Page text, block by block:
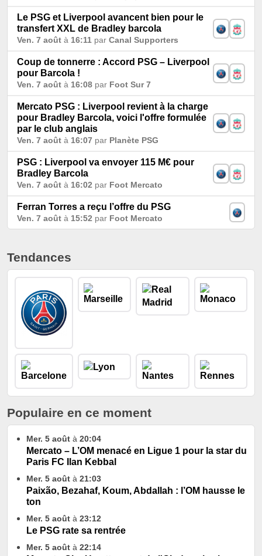
Le PSG et Liverpool avancent bien pour le
transfert XXL de Bradley barcola
Ven. 7 août à 16:11 par Canal Supporters
Coup de tonnerre : Accord PSG – Liverpool
pour Barcola !
Ven. 7 août à 16:08 par Foot Sur 7
Mercato PSG : Liverpool revient à la charge
pour Bradley Barcola, voici l'offre formulée
par le club anglais
Ven. 7 août à 16:07 par Planète PSG
PSG : Liverpool va envoyer 115 M€ pour
Bradley Barcola
Ven. 7 août à 16:02 par Foot Mercato
Ferran Torres a reçu l’offre du PSG
Ven. 7 août à 15:52 par Foot Mercato
Tendances
Populaire en ce moment
Mer. 5 août à 20:04
Mercato – L’OM menacé en Ligue 1 pour la star du
Paris FC Ilan Kebbal
Mer. 5 août à 21:03
Paixão, Bezahaf, Koum, Abdallah : l’OM hausse le
ton
Mer. 5 août à 23:12
Le PSG rate sa rentrée
Mer. 5 août à 22:14